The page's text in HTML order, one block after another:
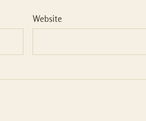
Website